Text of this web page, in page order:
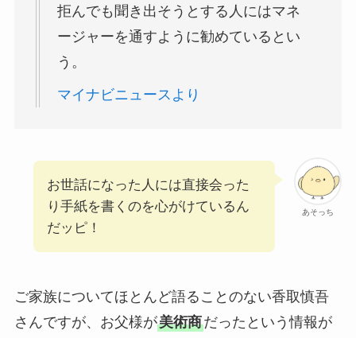
拒んでも聞き出そうとする人にはマネ
ージャーを通すように勧めているとい
う。
マイナビニュースより
あそっち
お世話になった人には直接会った
り手紙を書くのを心がけているん
だッピ！
ご家族についてほとんど語ることのない香取慎吾
さんですが、お父様が美術商だったという情報が